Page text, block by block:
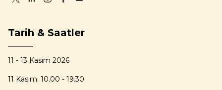
Tarih & Saatler
11 - 13 Kasım 2026
11 Kasım: 10.00 - 19.30